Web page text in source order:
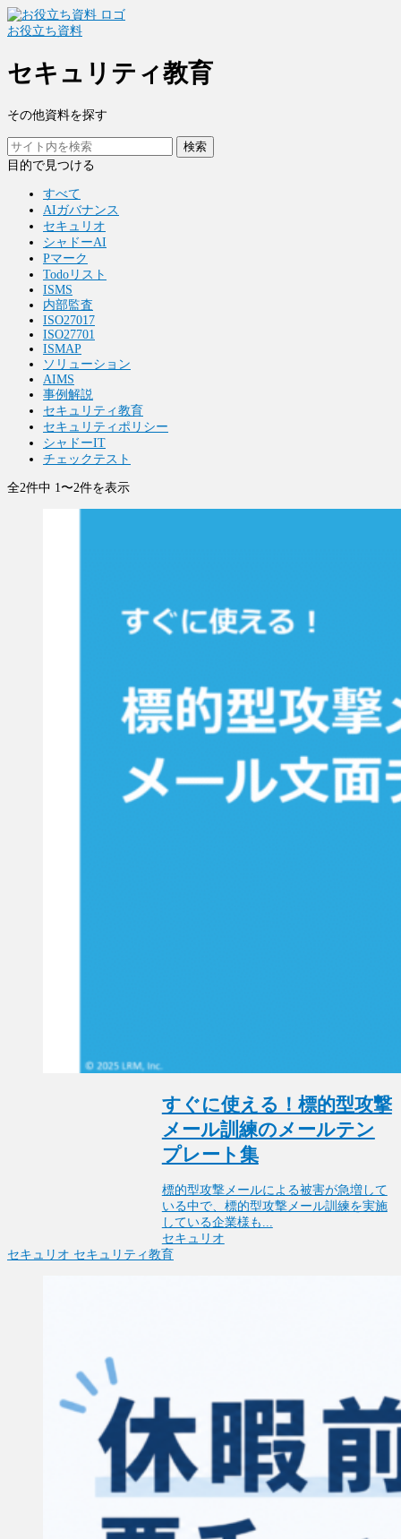
お役立ち資料
セキュリティ教育
その他資料を探す
検索
目的で見つける
すべて
AIガバナンス
セキュリオ
シャドーAI
Pマーク
Todoリスト
ISMS
内部監査
ISO27017
ISO27701
ISMAP
ソリューション
AIMS
事例解説
セキュリティ教育
セキュリティポリシー
シャドーIT
チェックテスト
全2件中 1〜2件を表示
すぐに使える！標的型攻撃
メール訓練のメールテン
プレート集
標的型攻撃メールによる被害が急増して
いる中で、標的型攻撃メール訓練を実施
している企業様も...
セキュリオ
セキュリオ セキュリティ教育